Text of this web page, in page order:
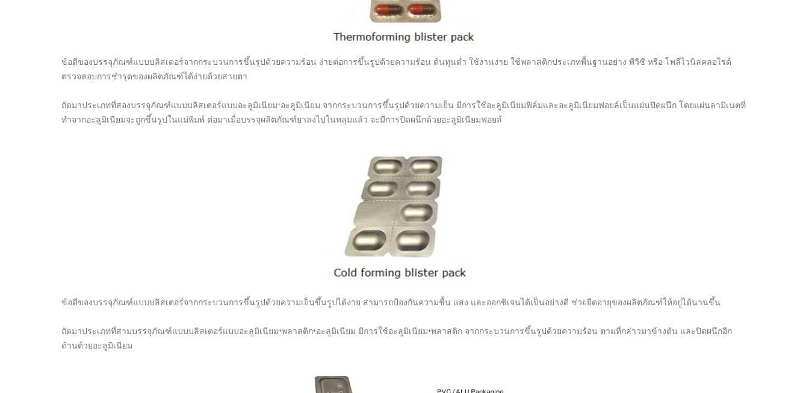
ข้อดีของบรรจุภัณฑ์แบบบลิสเตอร์จากกระบวนการขึ้นรูปด้วยความร้อน ง่ายต่อการขึ้นรูปด้วยความร้อน ต้นทุนต่ำ ใช้งานง่าย ใช้พลาสติกประเภทพื้นฐานอย่าง พีวีซี หรือ โพลีไวนิลคลอไรด์
ตรวจสอบการชำรุดของผลิตภัณฑ์ได้ง่ายด้วยสายตา
ถัดมาประเภทที่สองบรรจุภัณฑ์แบบบลิสเตอร์แบบอะลูมิเนียม+อะลูมิเนียม จากกระบวนการขึ้นรูปด้วยความเย็น มีการใช้อะลูมิเนียมฟิล์มและอะลูมิเนียมฟอยล์เป็นแผ่นปิดผนึก โดยแผ่นลามิเนตที่
ทำจากอะลูมิเนียมจะถูกขึ้นรูปในแม่พิมพ์ ต่อมาเมื่อบรรจุผลิตภัณฑ์ยาลงไปในหลุมแล้ว จะมีการปิดผนึกด้วยอะลูมิเนียมฟอยล์
ข้อดีของบรรจุภัณฑ์แบบบลิสเตอร์จากกระบวนการขึ้นรูปด้วยความเย็นขึ้นรูปได้ง่าย สามารถป้องกันความชื้น แสง และออกซิเจนได้เป็นอย่างดี ช่วยยืดอายุของผลิตภัณฑ์ให้อยู่ได้นานขึ้น
ถัดมาประเภทที่สามบรรจุภัณฑ์แบบบลิสเตอร์แบบอะลูมิเนียม+พลาสติก+อะลูมิเนียม มีการใช้อะลูมิเนียม+พลาสติก จากกระบวนการขึ้นรูปด้วยความร้อน ตามที่กล่าวมาข้างต้น และปิดผนึกอีก
ด้านด้วยอะลูมิเนียม